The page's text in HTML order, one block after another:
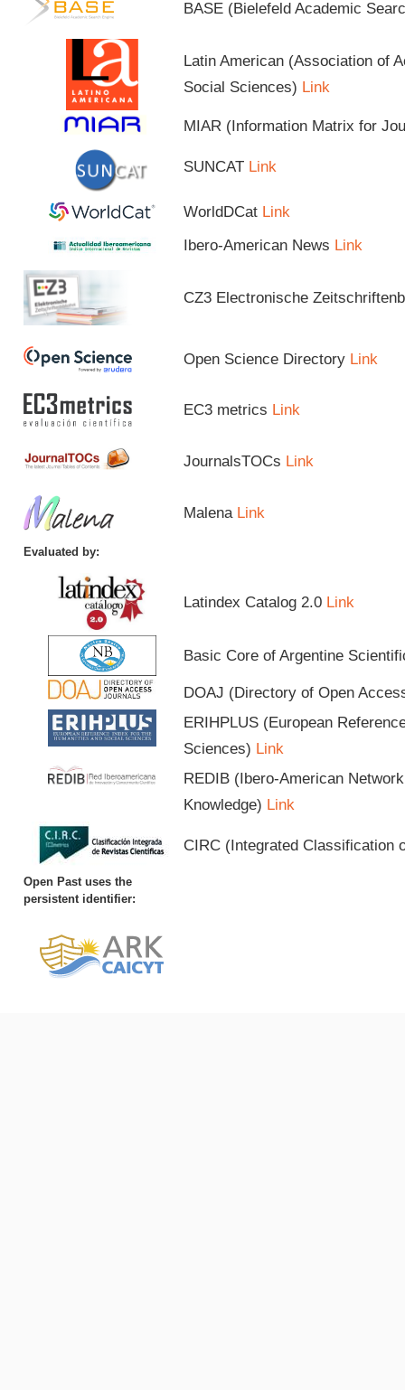
BASE (Bielefeld Academic
Latin American (Association of
Social Sciences) Link
MIAR (Information Matrix for
SUNCAT Link
WorldDCat Link
Ibero-American News Link
CZ3 Electronische
Open Science Directory Link
EC3 metrics Link
JournalsTOCs Link
Malena Link
Evaluated by:
Latindex Catalog 2.0 Link
Basic Core of Argentine
DOAJ (Directory of Open
ERIHPLUS (European
Sciences) Link
REDIB (Ibero-American
Knowledge) Link
CIRC (Integrated Classification
Open Past uses the
persistent identifier: